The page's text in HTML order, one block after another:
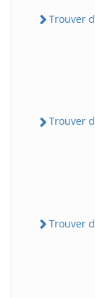
Trouver
Trouver
Trouver